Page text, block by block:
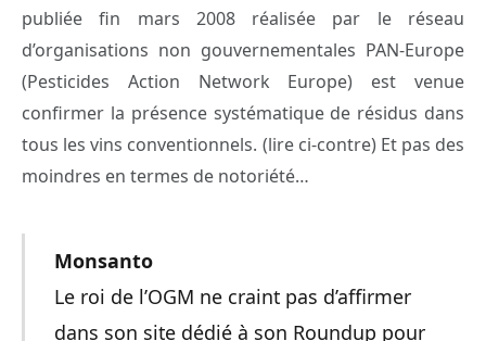
publiée fin mars 2008 réalisée par le réseau
d’organisations non gouvernementales PAN-Europe
(Pesticides Action Network Europe) est venue
confirmer la présence systématique de résidus dans
tous les vins conventionnels. (lire ci-contre) Et pas des
moindres en termes de notoriété…
Monsanto
Le roi de l’OGM ne craint pas d’affirmer
dans son site dédié à son Roundup pour